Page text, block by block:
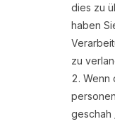
dies zu
haben
zu
Wenn
geschah